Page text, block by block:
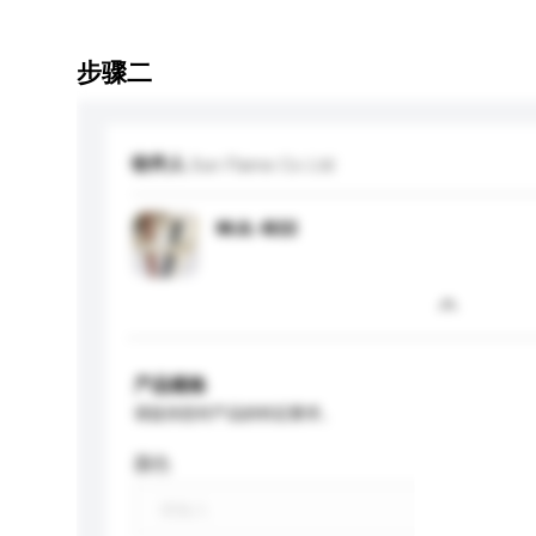
步骤二
收件人 Sun Flame Co Ltd
MJL-B22
产品规格
颜色